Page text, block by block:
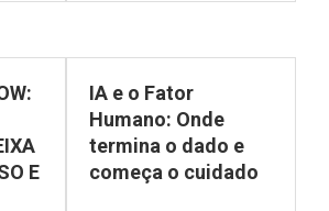
E
IA e o Fator
Humano: Onde
termina o dado e
começa o cuidado